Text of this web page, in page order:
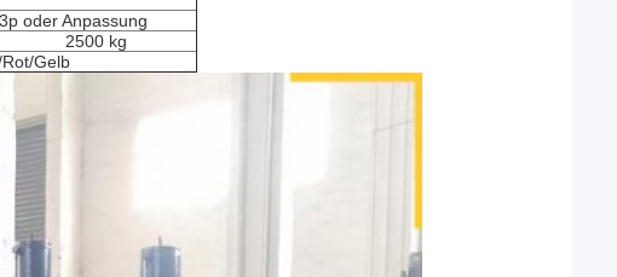
oder Anpassung
2500 kg
Gelb